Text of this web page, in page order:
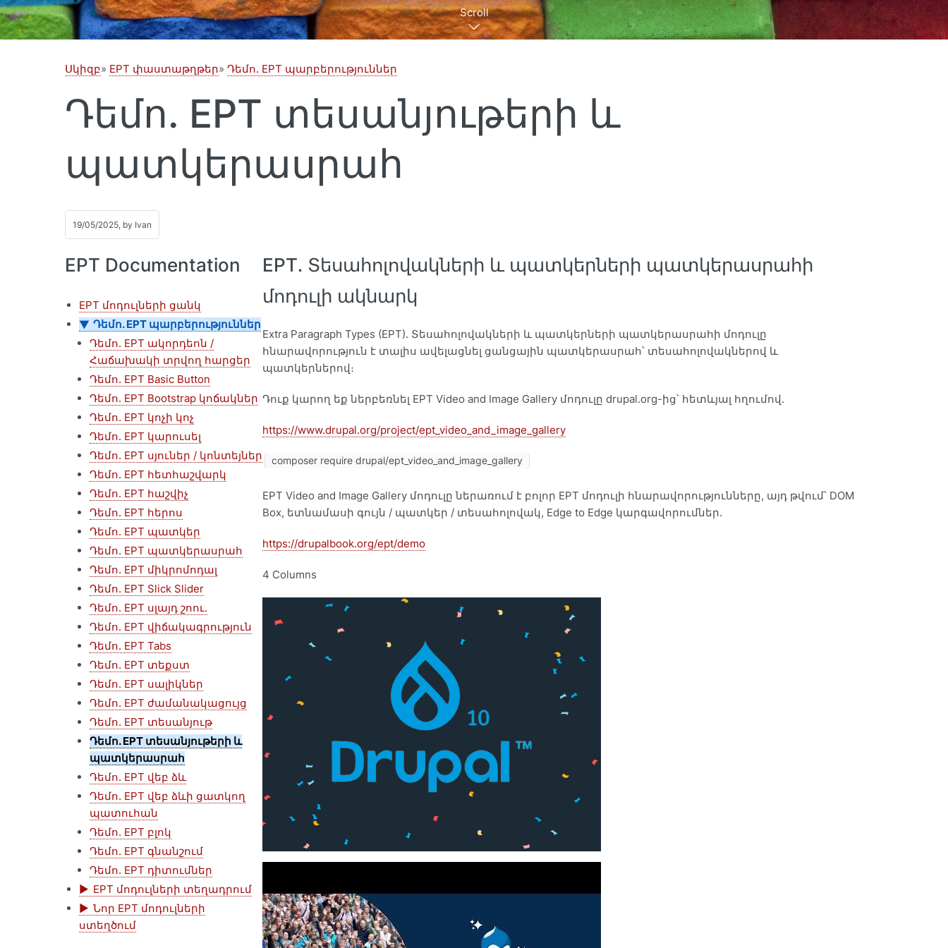
Scroll
Սկիզբ EPT փաստաթղթեր Դեմո. EPT պարբերություններ
Դեմո. EPT տեսանյութերի և
պատկերասրահ
19/05/2025, by Ivan
EPT Documentation
EPT մոդուլների ցանկ
Դեմո. EPT պարբերություններ
Դեմո. EPT ակորդեոն /
Հաճախակի տրվող հարցեր
Դեմո. EPT Basic Button
Դեմո. EPT Bootstrap կոճակներ
Դեմո. EPT կոչի կոչ
Դեմո. EPT կարուսել
Դեմո. EPT սյուներ / կոնտեյներ
Դեմո. EPT հետհաշվարկ
Դեմո. EPT հաշվիչ
Դեմո. EPT հերոս
Դեմո. EPT պատկեր
Դեմո. EPT պատկերասրահ
Դեմո. EPT միկրոմոդալ
Դեմո. EPT Slick Slider
Դեմո. EPT սլայդ շոու.
Դեմո. EPT վիճակագրություն
Դեմո. EPT Tabs
Դեմո. EPT տեքստ
Դեմո. EPT սալիկներ
Դեմո. EPT ժամանակացույց
Դեմո. EPT տեսանյութ
Դեմո. EPT տեսանյութերի և
պատկերասրահ
Դեմո. EPT վեբ ձև
Դեմո. EPT վեբ ձևի ցատկող
պատուհան
Դեմո. EPT բլոկ
Դեմո. EPT գնանշում
Դեմո. EPT դիտումներ
EPT մոդուլների տեղադրում
Նոր EPT մոդուլների
ստեղծում
EPT․ Տեսահոլովակների և պատկերների պատկերասրահի
մոդուլի ակնարկ
Extra Paragraph Types (EPT)․ Տեսահոլովակների և պատկերների պատկերասրահի մոդուլը
հնարավորություն է տալիս ավելացնել ցանցային պատկերասրահ՝ տեսահոլովակներով և
պատկերներով։
Դուք կարող եք ներբեռնել EPT Video and Image Gallery մոդուլը drupal.org-ից՝ հետևյալ հղումով․
https://www.drupal.org/project/ept_video_and_image_gallery
composer require drupal/ept_video_and_image_gallery
EPT Video and Image Gallery մոդուլը ներառում է բոլոր EPT մոդուլի հնարավորությունները, այդ թվում՝ DOM
Box, ետնամասի գույն / պատկեր / տեսահոլովակ, Edge to Edge կարգավորումներ․
https://drupalbook.org/ept/demo
4 Columns